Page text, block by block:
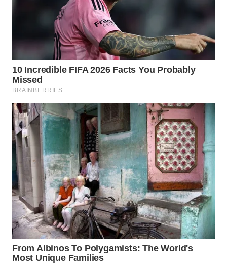
BINTAN
WN
WN
LIKUPANG
WN
LABUANBAJO
WN
BORNEO
Wahana
Media
Group